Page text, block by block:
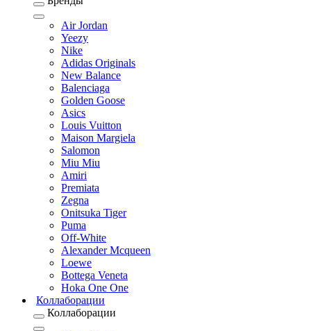
Air Jordan
Yeezy
Nike
Adidas Originals
New Balance
Balenciaga
Golden Goose
Asics
Louis Vuitton
Maison Margiela
Salomon
Miu Miu
Amiri
Premiata
Zegna
Onitsuka Tiger
Puma
Off-White
Alexander Mcqueen
Loewe
Bottega Veneta
Hoka One One
Коллаборации
Коллаборации